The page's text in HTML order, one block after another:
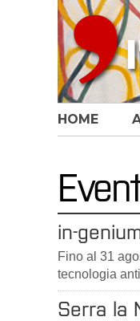
HOME
in-
Fino al 31
tecnologia
Serra la